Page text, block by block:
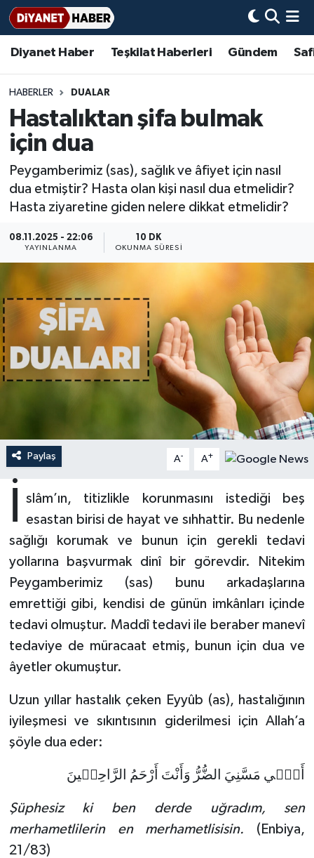
Diyanet Haber Teşkilat Haberleri Gündem
HABERLER DUALAR
Hastalıktan şifa bulmak
için dua
Peygamberimiz (sas), sağlık ve âfiyet için nasıl
dua etmiştir? Hasta olan kişi nasıl dua etmelidir?
Hasta ziyaretine giden nelere dikkat etmelidir?
08.11.2025 - 22:06
YAYINLANMA
10 DK
OKUNMA SÜRESI
Paylaş A- A+
slâm’ın, titizlikle korunmasını istediği beş
esastan birisi de hayat ve sıhhattir. Bu nedenle
sağlığı korumak ve bunun için gerekli tedavi
yollarına başvurmak dinî bir görevdir. Nitekim
Peygamberimiz (sas) bunu arkadaşlarına
emrettiği gibi, kendisi de günün imkânları içinde
tedavi olmuştur. Maddî tedavi ile beraber manevî
tedaviye de müracaat etmiş, bunun için dua ve
âyetler okumuştur.
Uzun yıllar hastalık çeken Eyyûb (as), hastalığının
iyileşmesi ve sıkıntısının giderilmesi için Allah’a
şöyle dua eder:
أَنّٖي مَسَّنِيَ الضُّرُّ وَأَنْتَ أَرْحَمُ الرَّاحِمٖينَ
Şüphesiz ki ben derde uğradım, sen
merhametlilerin en merhametlisisin. (Enbiya,
21/83)
Diyanet Haber
Teşkilat Haberleri
Adana Müftülüğü
Adıyaman Müftülüğü
Afyonkarahisar Müftülüğü
Aksaray Müftülüğü
Amasya Müftülüğü
Antalya Müftülüğü
Ardahan Müftülüğü
Balıkesir Müftülüğü
Batman Müftülüğü
Bayburt Müftülüğü
Bilecik Müftülüğü
Bingöl Müftülüğü
Bitlis Müftülüğü
Bolu Müftülüğü
Bursa Müftülüğü
Çanakkale Müftülüğü
Çankırı Müftülüğü
Gündem
Bir Ayet
Bir Hikaye
Biyografiler
Diyanet Bilgi
Diyanet Takvimi
Hadislerle İslam
Kudüs
Peygamberimizin Hayatı
Sahabeler
Zekat
Basında Bugün
DİYANET eKİTAP
Aile Dergisi
Aylık Dergi
TDV
Hutbeler
DİYANET RADYO/TV
Dünya
Eğitim
İmam Hatip Okulları
Kültür-Sanat
Aile
Sağlık
Makaleler
Başmakale
Duyurular
Podcast
Hadis-i Şerifler
Hayat Okumaları
Bilim, Teknoloji
Nöbetçi Eczaneler
Hava Durumu
Ankara Namaz Vakitleri
Süper Lig Puan Durumu ve Fikstür
Tüm Manşetler
Haber Arşivi